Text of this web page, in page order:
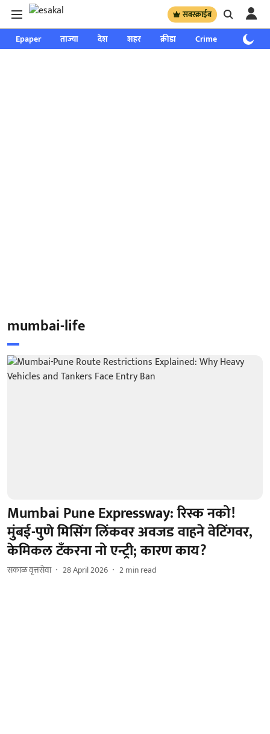
सबस्क्राईब
Epaper ताज्या देश शहर क्रीडा Crime साप्ताहिक
mumbai-life
Mumbai Pune Expressway: रिस्क नको!
मुंबई-पुणे मिसिंग लिंकवर अवजड वाहने वेटिंगवर,
केमिकल टँकरना नो एन्ट्री; कारण काय?
सकाळ वृत्तसेवा 28 April 2026 2min read